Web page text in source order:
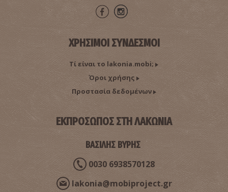
ΧΡΗΣΙΜΟΙ ΣΥΝΔΕΣΜΟΙ
Τί είναι το lakonia.mobi;
Όροι χρήσης
Προστασία δεδομένων
ΕΚΠΡΟΣΩΠΟΣ ΣΤΗ ΛΑΚΩΝΙΑ
ΒΑΣΙΛΗΣ ΒΥΡΗΣ
0030 6938570128
lakonia@mobiproject.gr